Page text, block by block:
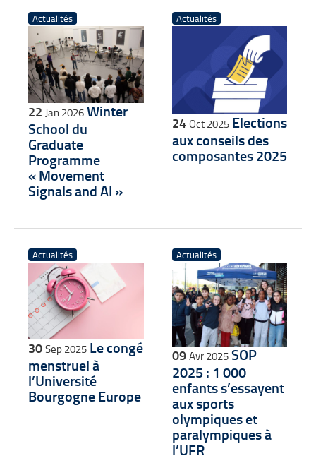
Actualités
22 Jan 2026Winter
School du
Graduate
Programme
« Movement
Signals and AI »
Actualités
24Oct 2025 Elections
aux conseils des
composantes 2025
Actualités
30Sep 2025 Le congé
menstruel à
l’Université
Bourgogne Europe
Actualités
09Avr 2025 SOP
2025 : 1 000
enfants s’essayent
aux sports
olympiques et
paralympiques à
l’UFR